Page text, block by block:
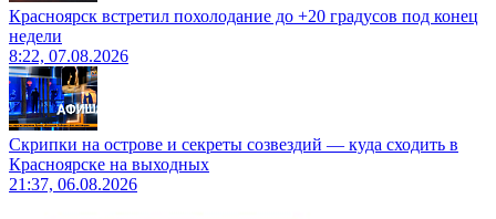
Красноярск встретил похолодание до +20 градусов под конец
недели
8:22, 07.08.2026
Скрипки на острове и секреты созвездий — куда сходить в
Красноярске на выходных
21:37, 06.08.2026